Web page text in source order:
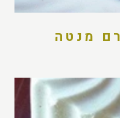
מנטה